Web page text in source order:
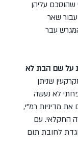
עליהן
שאר
עבר
על שם הבת לא
שניתן
לא נעשה
מדיניות רמ"י,
החקלאי. עם
לחובת תום